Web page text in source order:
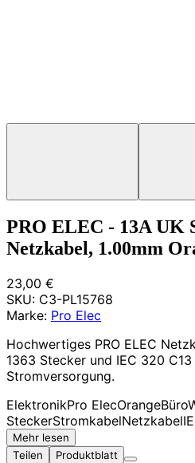
PRO ELEC - 13A UK
Netzkabel, 1.00mm
23,00 €
SKU: C3-PL15768
Marke: Pro Elec
Hochwertiges PRO ELEC
1363 Stecker und IEC 320
Stromversorgung.
ElektronikPro ElecOrangeBüro
SteckerStromkabelNetzkabel
Mehr lesen
Teilen
Produktblatt